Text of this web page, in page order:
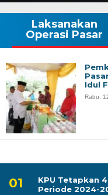
KPU Tetapkan
Periode 2024-
Laksanakan
Operasi Pasar
Idul
Rabu,